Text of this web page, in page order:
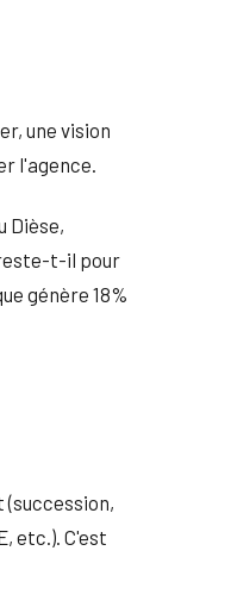
une vision
l'agence.
Dièse,
t-il pour
génère 18%
etc.). C'est